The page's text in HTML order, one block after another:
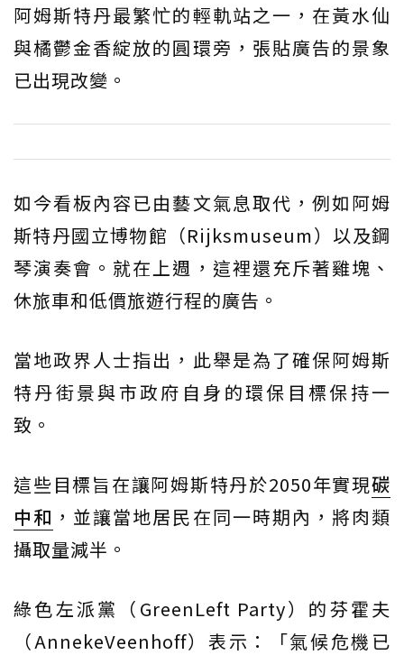
阿姆斯特丹最繁忙的輕軌站之一，在黃水仙
與橘鬱金香綻放的圓環旁，張貼廣告的景象
已出現改變。
如今看板內容已由藝文氣息取代，例如阿姆
斯特丹國立博物館（Rijksmuseum）以及鋼
琴演奏會。就在上週，這裡還充斥著雞塊、
休旅車和低價旅遊行程的廣告。
當地政界人士指出，此舉是為了確保阿姆斯
特丹街景與市政府自身的環保目標保持一
致。
這些目標旨在讓阿姆斯特丹於2050年實現碳
中和 ，並讓當地居民在同一時期內，將肉類
攝取量減半。
綠色左派黨（GreenLeft Party）的芬霍夫
（AnnekeVeenhoff）表示：「氣候危機已